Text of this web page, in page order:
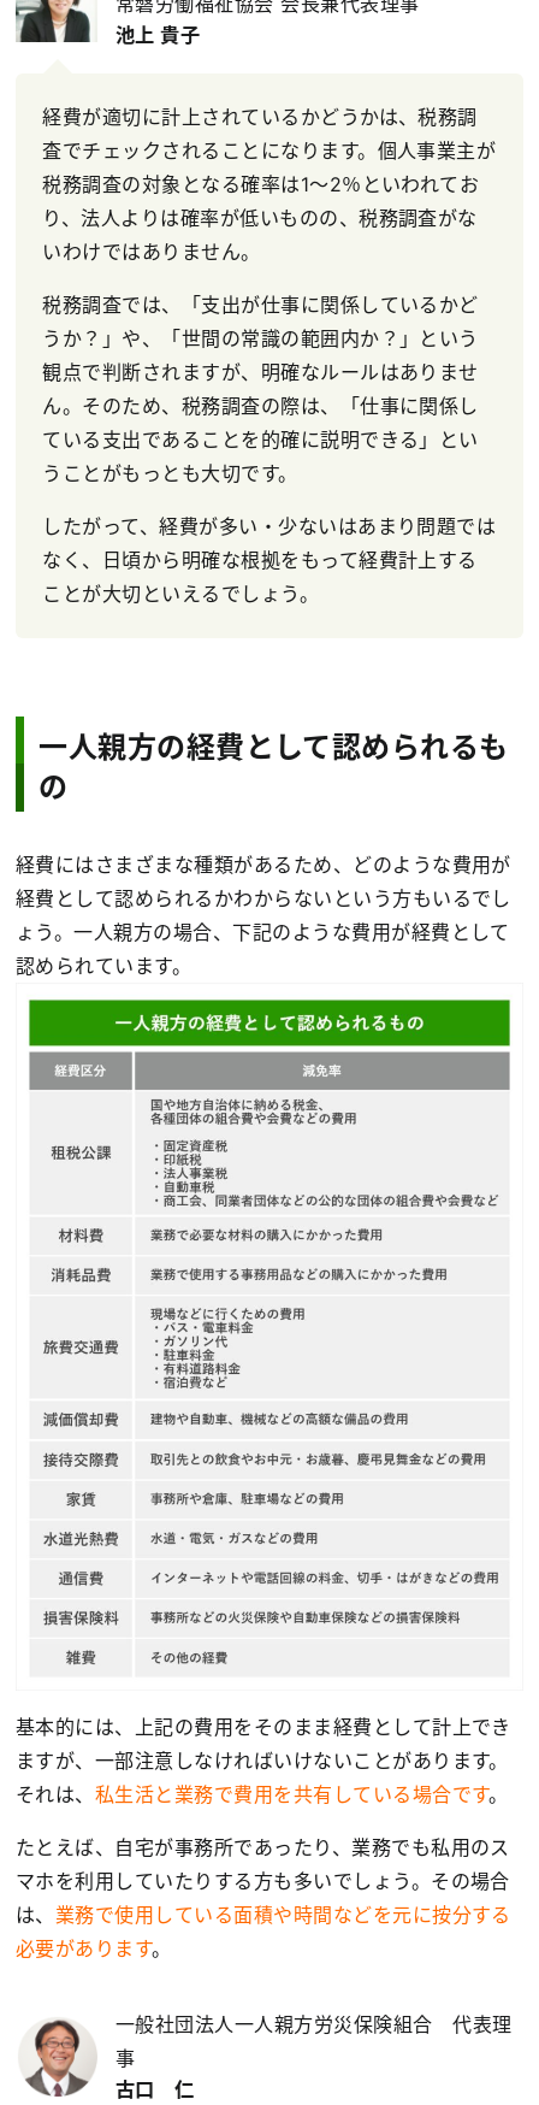
池上 貴子
経費が適切に計上されているかどうかは、税務調
査でチェックされることになります。個人事業主が
税務調査の対象となる確率は1～2％といわれてお
り、法人よりは確率が低いものの、税務調査がな
いわけではありません。
税務調査では、「支出が仕事に関係しているかど
うか？」や、「世間の常識の範囲内か？」という
観点で判断されますが、明確なルールはありませ
ん。そのため、税務調査の際は、「仕事に関係し
ている支出であることを的確に説明できる」とい
うことがもっとも大切です。
したがって、経費が多い・少ないはあまり問題では
なく、日頃から明確な根拠をもって経費計上する
ことが大切といえるでしょう。
一人親方の経費として認められるも
の
経費にはさまざまな種類があるため、どのような費用が
経費として認められるかわからないという方もいるでし
ょう。一人親方の場合、下記のような費用が経費として
認められています。
基本的には、上記の費用をそのまま経費として計上でき
ますが、一部注意しなければいけないことがあります。
それは、 私生活と業務で費用を共有している場合です。
たとえば、自宅が事務所であったり、業務でも私用のス
マホを利用していたりする方も多いでしょう。その場合
は、 業務で使用している面積や時間などを元に按分する
必要があります。
一般社団法人一人親方労災保険組合 代表理
事
古口 仁